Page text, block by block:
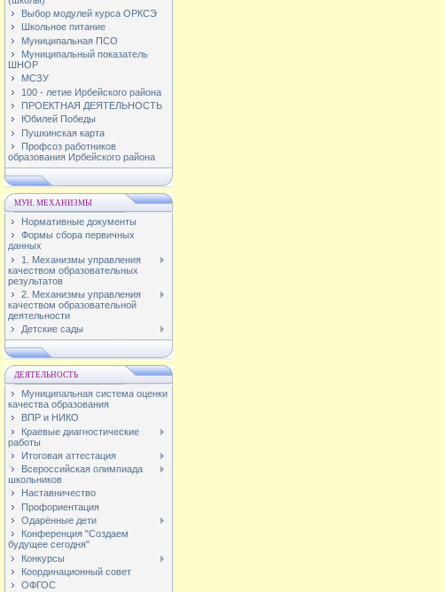
Выбор модулей курса ОРКСЭ
Школьное питание
Муниципальная ПСО
Муниципальный показатель
ШНОР
МСЗУ
100 - летие Ирбейского района
ПРОЕКТНАЯ ДЕЯТЕЛЬНОСТЬ
Юбилей Победы
Пушкинская карта
Профсоз работников
образования Ирбейского района
МУН. МЕХАНИЗМЫ
Нормативные документы
Формы сбора первичных
данных
1. Механизмы управления
качеством образовательных
результатов
2. Механизмы управления
качеством образовательной
деятельности
Детские сады
ДЕЯТЕЛЬНОСТЬ
Муниципальная система оценки
качества образования
ВПР и НИКО
Краевые диагностические
работы
Итоговая аттестация
Всероссийская олимпиада
школьников
Наставничество
Профориентация
Одарённые дети
Конференция "Создаем
будущее сегодня"
Конкурсы
Координационный совет
ОФГОС